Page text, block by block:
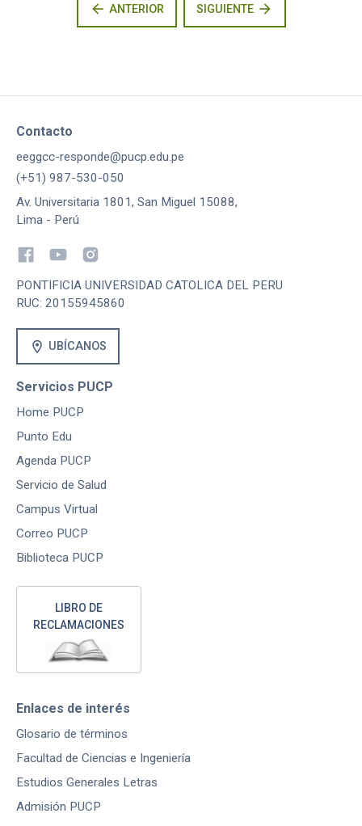
arrow_back ANTERIOR SIGUIENTE arrow_forward
Contacto
eeggcc-responde@pucp.edu.pe
(+51) 987-530-050
Av. Universitaria 1801, San Miguel 15088,
Lima - Perú
PONTIFICIA UNIVERSIDAD CATOLICA DEL PERU
RUC: 20155945860
location_on UBÍCANOS
Servicios PUCP
Home PUCP
Punto Edu
Agenda PUCP
Servicio de Salud
Campus Virtual
Correo PUCP
Biblioteca PUCP
LIBRO DE
RECLAMACIONES
Enlaces de interés
Glosario de términos
Facultad de Ciencias e Ingeniería
Estudios Generales Letras
Admisión PUCP